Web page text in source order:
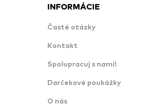
INFORMÁCIE
Časté otázky
Kontakt
Spolupracuj s nami!
Darčekové poukážky
O nás